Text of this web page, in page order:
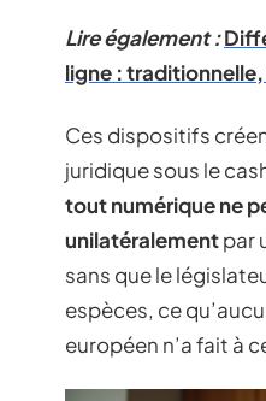
Lire également :
ligne :
Ces dispositifs
juridique sous le
tout numérique ne
unilatéralementpar
sans que le
espèces, ce
européen n’a fait à